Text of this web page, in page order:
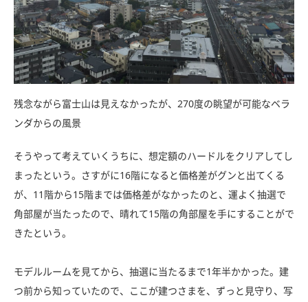
残念ながら富士山は見えなかったが、270度の眺望が可能なベラ
ンダからの風景
そうやって考えていくうちに、想定額のハードルをクリアしてし
まったという。さすがに16階になると価格差がグンと出てくる
が、11階から15階までは価格差がなかったのと、運よく抽選で
角部屋が当たったので、晴れて15階の角部屋を手にすることがで
きたという。
モデルルームを見てから、抽選に当たるまで1年半かかった。建
つ前から知っていたので、ここが建つさまを、ずっと見守り、写